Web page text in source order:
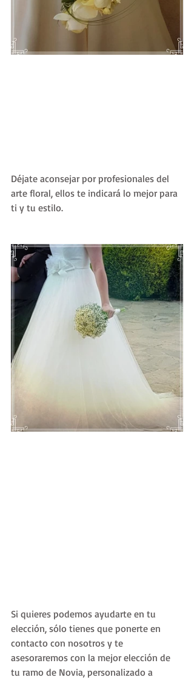
Déjate aconsejar por profesionales del
arte floral, ellos te indicará lo mejor para
ti y tu estilo.
Si quieres podemos ayudarte en tu
elección, sólo tienes que ponerte en
contacto con nosotros y te
asesoraremos con la mejor elección de
tu ramo de Novia, personalizado a